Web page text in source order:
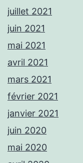
juillet 2021
juin 2021
mai 2021
avril 2021
mars 2021
février 2021
janvier 2021
juin 2020
mai 2020